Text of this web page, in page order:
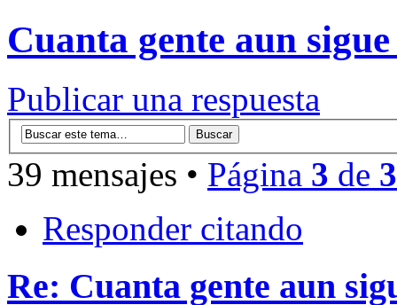
Cuanta gente aun
Publicar una respuesta
39 mensajes • Página 3 de 3
Responder citando
Re: Cuanta gente aun